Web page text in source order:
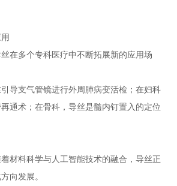
在多个专科医疗中不断拓展新的应用场
导支气管镜进行外周肺病变活检；在妇科
通术；在骨科，导丝是髓内钉置入的定位
材料科学与人工智能技术的融合，导丝正
向发展。